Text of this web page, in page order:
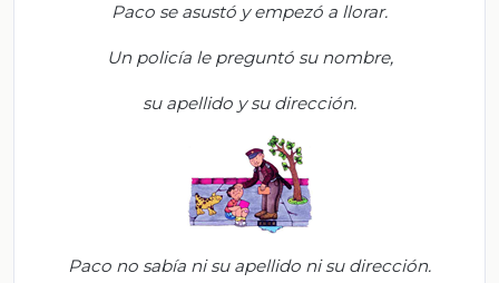
Paco se asustó y empezó a llorar.
Un policía le preguntó su nombre,
su apellido y su dirección.
Paco no sabía ni su apellido ni su dirección.